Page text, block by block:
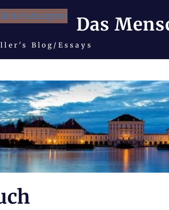
Das
Blog/Essays